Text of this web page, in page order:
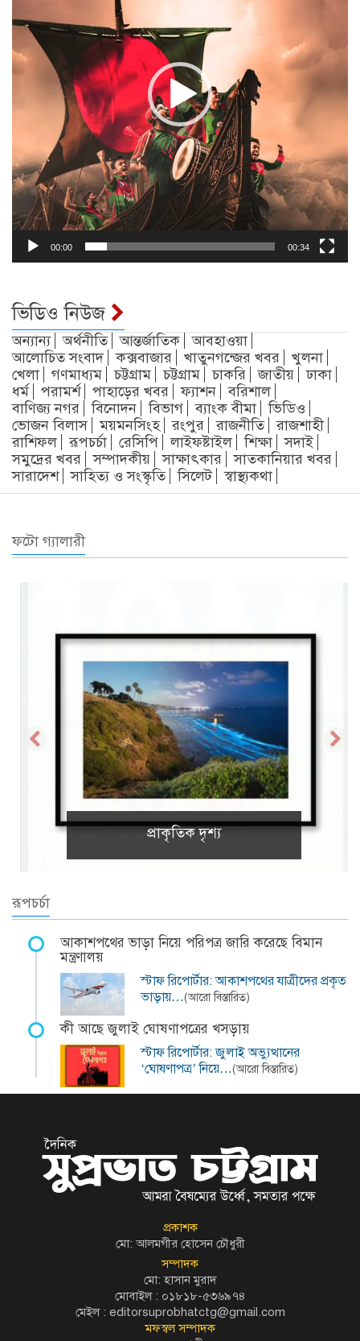
00:00 00:34
ভিডিও নিউজ
অন্যান্য অর্থনীতি আন্তর্জাতিক
আবহাওয়া
আলোচিত সংবাদ
কক্সবাজার খাতুনগন্জের খবর
খুলনা
খেলা
গণমাধ্যম চট্টগ্রাম চট্টগ্রাম চাকরি জাতীয়
ঢাকা
ধর্ম
পরামর্শ পাহাড়ের খবর ফ্যাশন
বরিশাল
বাণিজ্য নগর
বিনোদন বিভাগ ব্যাংক বীমা
ভিডিও
ভোজন বিলাস
ময়মনসিংহ রংপুর রাজনীতি
রাজশাহী
রাশিফল
রূপচর্চা রেসিপি লাইফষ্টাইল শিক্ষা
সদাই
সমুদ্রের খবর
সম্পাদকীয় সাক্ষাৎকার
সাতকানিয়ার খবর
সারাদেশ
সাহিত্য ও সংস্কৃতি সিলেট স্বাস্থ্যকথা
ফটো গ্যালারী
প্রাকৃতিক দৃশ্য
রূপচর্চা
আকাশপথের ভাড়া নিয়ে পরিপত্র জারি করেছে বিমান
মন্ত্রণালয়
স্টাফ রিপোর্টার: আকাশপথের যাত্রীদের প্রকৃত
ভাড়ায়…(আরো বিস্তারিত)
কী আছে জুলাই ঘোষণাপত্রের খসড়ায়
স্টাফ রিপোর্টার: জুলাই অভ্যুত্থানের
‘ঘোষণাপত্র’ নিয়ে…(আরো বিস্তারিত)
প্রকাশক
মো: আলমগীর হোসেন চৌধুরী
সম্পাদক
মো: হাসান মুরাদ
মোবাইল : ০১৮১৮-৫৩৬৯৭৪
মেইল : editorsuprobhatctg@gmail.com
মফস্বল সম্পাদক